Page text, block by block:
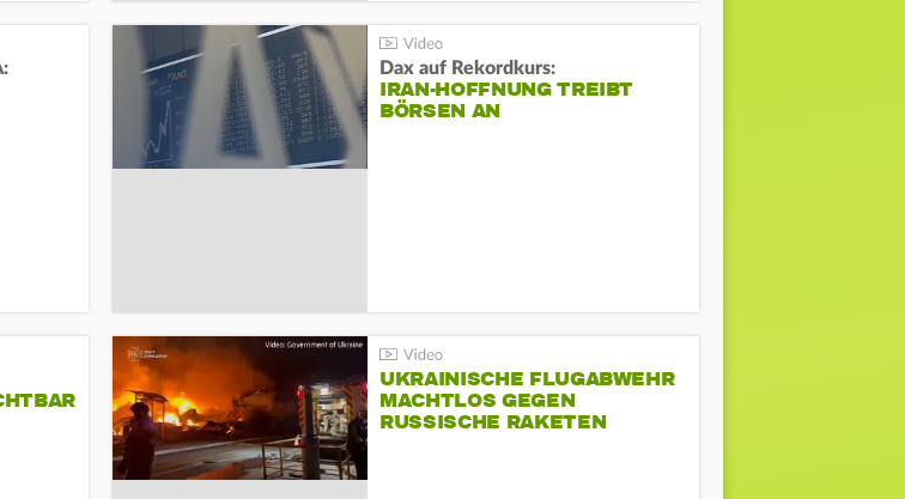
Dax auf Rekordkurs:
IRAN-HOFFNUNG TREIBT
BÖRSEN AN
UKRAINISCHE FLUGABWEHR
MACHTLOS GEGEN
RUSSISCHE RAKETEN